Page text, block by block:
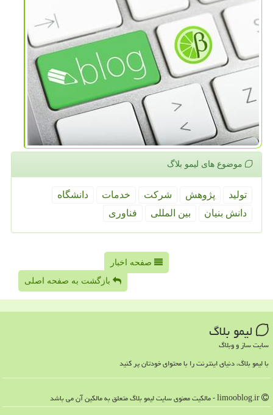
موضوع های لیمو بلاگ
تولید پژوهش شركت خدمات
دانشگاه
دانش بنیان
بین المللی فناوری
صفحه اخبار
بازگشت به صفحه اصلی
لیمو بلاگ
سایت ساز و وبلاگ
با لیمو بلاگ، دنیای اینترنت را با محتوای خودتان پر کنید